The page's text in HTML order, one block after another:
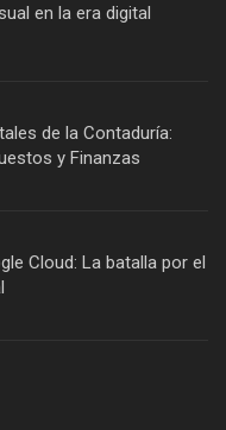
en la era digital
de la Contaduría:
y Finanzas
Cloud: La batalla por el